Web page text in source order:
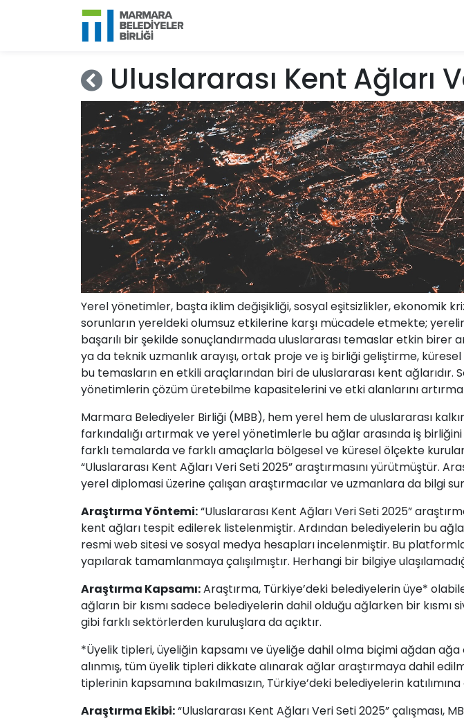
Uluslararası Kent Ağları
Yerel yönetimler, başta iklim değişikliği, sosyal eşitsizlikler, ekonomik
sorunların yereldeki olumsuz etkilerine karşı mücadele etmekte;
başarılı bir şekilde sonuçlandırmada uluslararası temaslar etkin birer
ya da teknik uzmanlık arayışı, ortak proje ve iş birliği geliştirme,
bu temasların en etkili araçlarından biri de uluslararası kent
yönetimlerin çözüm üretebilme kapasitelerini ve etki alanlarını
Marmara Belediyeler Birliği (MBB), hem yerel hem de uluslararası
farkındalığı artırmak ve yerel yönetimlerle bu ağlar arasında iş
farklı temalarda ve farklı amaçlarla bölgesel ve küresel ölçekte
“Uluslararası Kent Ağları Veri Seti 2025” araştırmasını yürütmüştür.
yerel diplomasi üzerine çalışan araştırmacılar ve uzmanlara da bilgi
Araştırma Yöntemi:“Uluslararası Kent Ağları Veri Seti 2025”
kent ağları tespit edilerek listelenmiştir. Ardından belediyelerin bu
resmi web sitesi ve sosyal medya hesapları incelenmiştir. Bu
yapılarak tamamlanmaya çalışılmıştır. Herhangi bir bilgiye
Araştırma Kapsamı:Araştırma, Türkiye’deki belediyelerin üye*
ağların bir kısmı sadece belediyelerin dahil olduğu ağlarken bir
gibi farklı sektörlerden kuruluşlara da açıktır.
*Üyelik tipleri, üyeliğin kapsamı ve üyeliğe dahil olma biçimi ağdan
alınmış, tüm üyelik tipleri dikkate alınarak ağlar araştırmaya dahil
tiplerinin kapsamına bakılmasızın, Türkiye’deki belediyelerin
Araştırma Ekibi:“Uluslararası Kent Ağları Veri Seti 2025” çalışması,